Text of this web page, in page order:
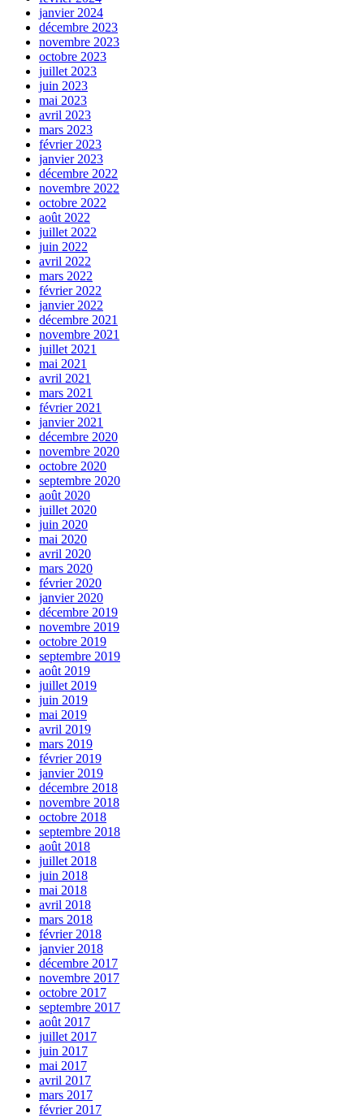
janvier 2024
décembre 2023
novembre 2023
octobre 2023
juillet 2023
juin 2023
mai 2023
avril 2023
mars 2023
février 2023
janvier 2023
décembre 2022
novembre 2022
octobre 2022
août 2022
juillet 2022
juin 2022
avril 2022
mars 2022
février 2022
janvier 2022
décembre 2021
novembre 2021
juillet 2021
mai 2021
avril 2021
mars 2021
février 2021
janvier 2021
décembre 2020
novembre 2020
octobre 2020
septembre 2020
août 2020
juillet 2020
juin 2020
mai 2020
avril 2020
mars 2020
février 2020
janvier 2020
décembre 2019
novembre 2019
octobre 2019
septembre 2019
août 2019
juillet 2019
juin 2019
mai 2019
avril 2019
mars 2019
février 2019
janvier 2019
décembre 2018
novembre 2018
octobre 2018
septembre 2018
août 2018
juillet 2018
juin 2018
mai 2018
avril 2018
mars 2018
février 2018
janvier 2018
décembre 2017
novembre 2017
octobre 2017
septembre 2017
août 2017
juillet 2017
juin 2017
mai 2017
avril 2017
mars 2017
février 2017